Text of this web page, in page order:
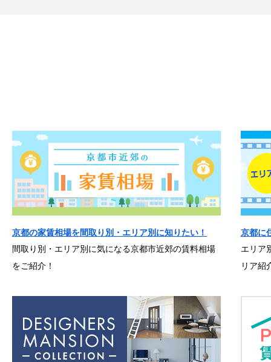
京都の家賃相場を間取り別・エリア別に知りたい！
間取り別・エリア別に気になる京都市近郊の賃料相場
をご紹介！
京都に
エリア
リア紹